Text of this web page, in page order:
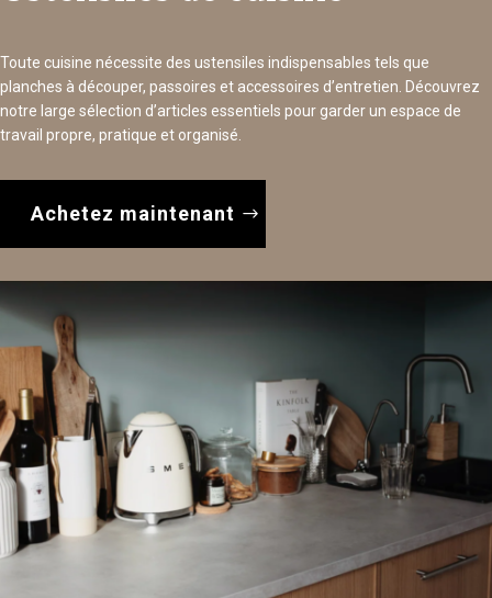
Toute cuisine nécessite des ustensiles indispensables tels que
planches à découper, passoires et accessoires d’entretien. Découvrez
notre large sélection d’articles essentiels pour garder un espace de
travail propre, pratique et organisé.
Achetez maintenant